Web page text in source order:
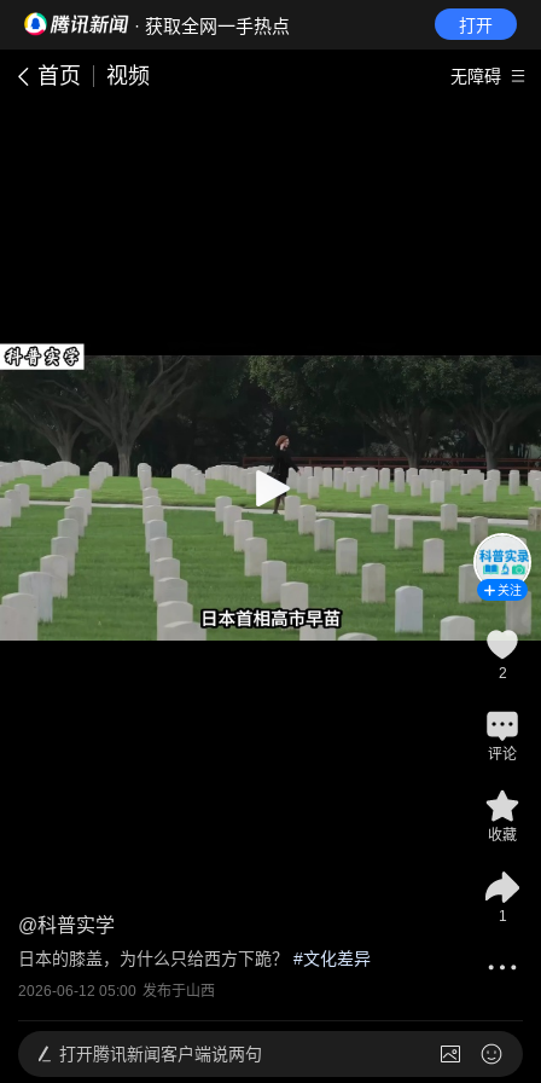
· 获取全网一手热点 打开
首页 视频 无障碍
@科普实学
日本的膝盖，为什么只给西方下跪？ #文化差异
2026-06-12 05:00 发布于山西
关注
2
评论
收藏
1
打开腾讯新闻客户端说两句